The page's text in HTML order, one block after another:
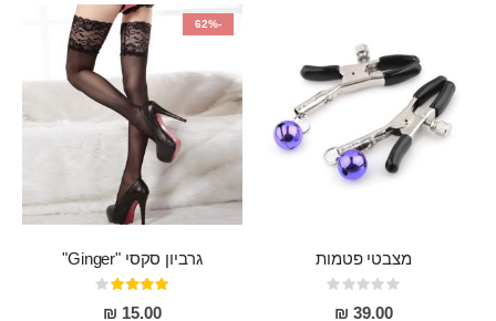
מצבטי פטמות
Rating:
0%
39.00 ₪
-62%
גרביון סקסי "Ginger"
דירוג:
80%
15.00 ₪